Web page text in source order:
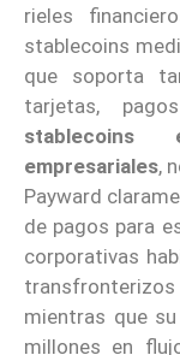
rieles
stablecoins
que soporta
tarjetas,
empresariales,
Payward
de pagos para
corporativas
mientras que
millones en